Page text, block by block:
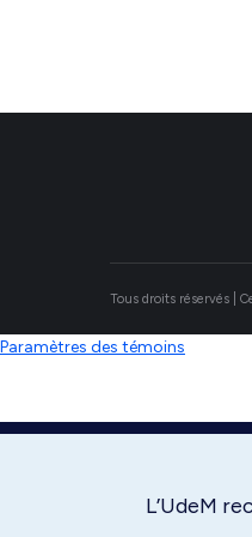
Tous droits réservés |
Paramètres des témoins
L’UdeM